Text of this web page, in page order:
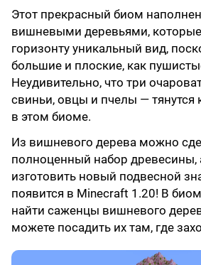
Этот прекрасный биом
вишневыми деревьями,
горизонту уникальный вид,
большие и плоские, как
Неудивительно, что три
свиньи, овцы и пчелы — тянутся
в этом биоме.
Из вишневого дерева можно
полноценный набор древесины,
изготовить новый подвесной
появится в Minecraft 1.20! В
найти саженцы вишневого
можете посадить их там, где